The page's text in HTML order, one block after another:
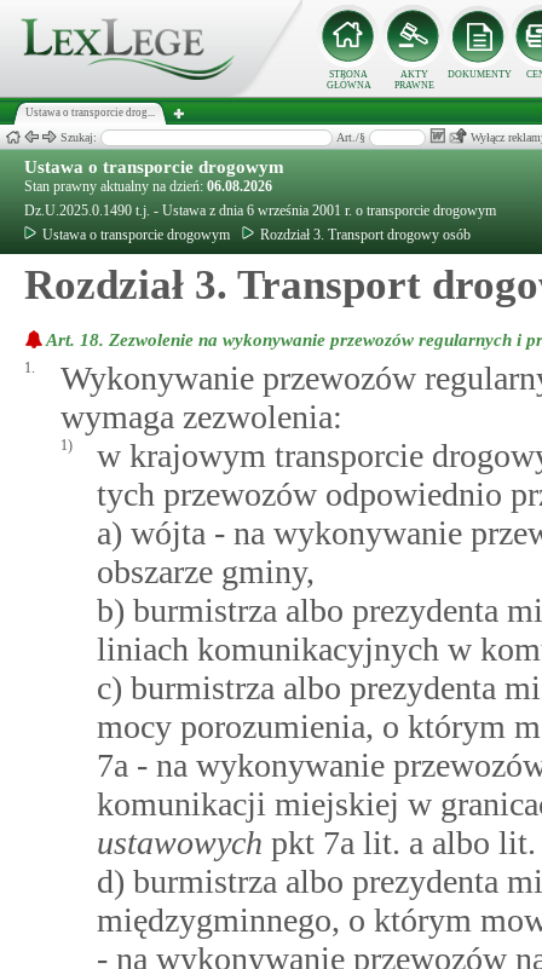
STRONA
GŁÓWNA
AKTY
PRAWNE
DOKUMENTY
Ustawa o transporcie drog...
Szukaj: Art./§ Wyłącz
Ustawa o transporcie drogowym
Stan prawny aktualny na dzień: 06.08.2026
Dz.U.2025.0.1490 t.j. - Ustawa z dnia 6 września 2001 r. o transporcie drogowym
Ustawa o transporcie drogowym
Rozdział 3. Transport drogowy osób
Rozdział 3. Transport
Art. 18. Zezwolenie na wykonywanie przewozów regularnych i
1.
Wykonywanie przewozów
wymaga zezwolenia:
1)
w krajowym transporcie
tych przewozów odpowiednio
a) wójta - na wykonywanie
obszarze gminy,
b) burmistrza albo prezydenta
liniach komunikacyjnych w
c) burmistrza albo prezydenta
mocy porozumienia, o którym
7a - na wykonywanie
komunikacji miejskiej w
ustawowych pkt 7a lit. a albo lit.
d) burmistrza albo prezydenta
międzygminnego, o którym
- na wykonywanie przewozów